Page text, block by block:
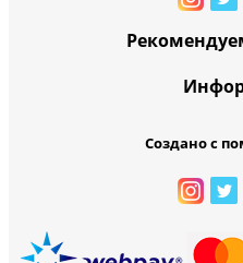
Создано с